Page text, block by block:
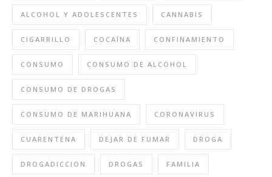
ALCOHOL Y ADOLESCENTES CANNABIS
CIGARRILLO COCAÍNA CONFINAMIENTO
CONSUMO CONSUMO DE ALCOHOL
CONSUMO DE DROGAS
CONSUMO DE MARIHUANA CORONAVIRUS
CUARENTENA DEJAR DE FUMAR DROGA
DROGADICCION DROGAS FAMILIA